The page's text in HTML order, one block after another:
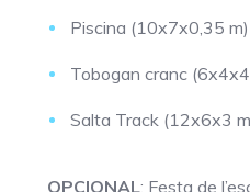
Piscina (10x7x0,35 m)
Tobogan cranc
Salta Track (12x6x3
OPCIONAL: Festa de